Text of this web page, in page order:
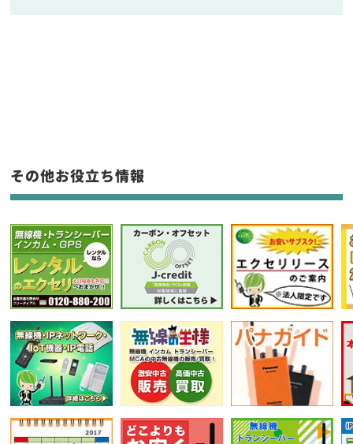
フリーワード入力(製品名等)
選択条件をリセット
その他お役立ち情報